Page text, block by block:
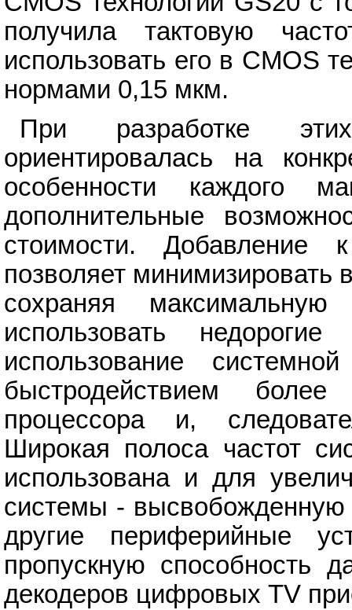
получила тактовую
использовать его в CMOS
нормами 0,15 мкм.
При разработке
ориентировалась на
особенности каждого
дополнительные
стоимости. Добавление
позволяет минимизировать
сохраняя максимальную
использовать
использование
быстродействием
процессора и,
Широкая полоса частот
использована и для
системы - высвобожденную
другие периферийные
пропускную способность
декодеров цифровых TV